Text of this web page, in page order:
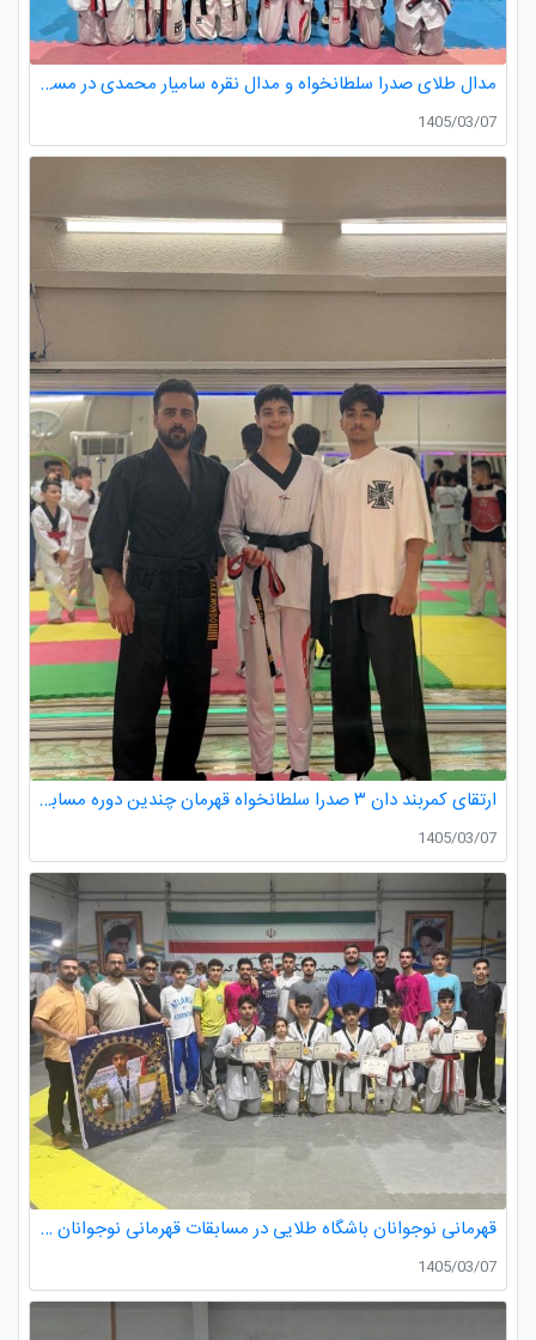
مدال طلای صدرا سلطانخواه و مدال نقره سامیار محمدی در مسابقات قهرمانی نونهالان استان گیلان
1405/03/07
ارتقای کمربند دان ۳ صدرا سلطانخواه قهرمان چندین دوره مسابقات استانی و کشوری در رده سنی خردسالان و نونهالان
1405/03/07
قهرمانی نوجوانان باشگاه طلایی در مسابقات قهرمانی نوجوانان تکواندو استان گیلان
1405/03/07